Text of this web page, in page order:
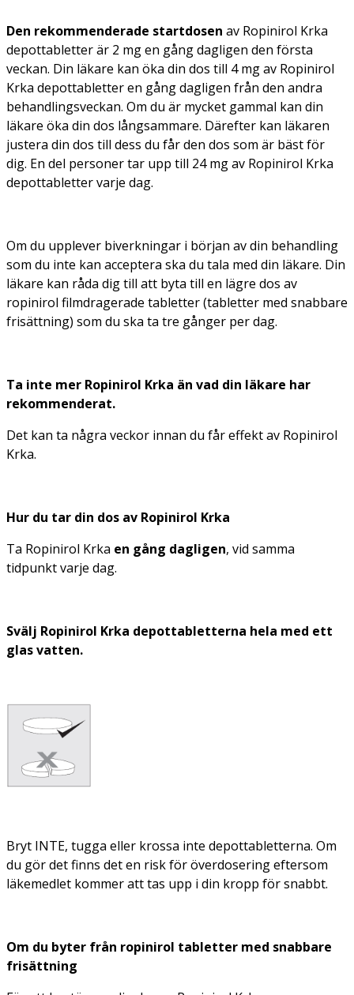
Den rekommenderade startdosen av Ropinirol Krka
depottabletter är 2 mg en gång dagligen den första
veckan. Din läkare kan öka din dos till 4 mg av Ropinirol
Krka depottabletter en gång dagligen från den andra
behandlingsveckan. Om du är mycket gammal kan din
läkare öka din dos långsammare. Därefter kan läkaren
justera din dos till dess du får den dos som är bäst för
dig. En del personer tar upp till 24 mg av Ropinirol Krka
depottabletter varje dag.
Om du upplever biverkningar i början av din behandling
som du inte kan acceptera ska du tala med din läkare. Din
läkare kan råda dig till att byta till en lägre dos av
ropinirol filmdragerade tabletter (tabletter med snabbare
frisättning) som du ska ta tre gånger per dag.
Ta inte mer Ropinirol Krka än vad din läkare har
rekommenderat.
Det kan ta några veckor innan du får effekt av Ropinirol
Krka.
Hur du tar din dos av Ropinirol Krka
Ta Ropinirol Krka en gång dagligen, vid samma
tidpunkt varje dag.
Svälj Ropinirol Krka depottabletterna hela med ett
glas vatten.
Bryt INTE, tugga eller krossa inte depottabletterna. Om
du gör det finns det en risk för överdosering eftersom
läkemedlet kommer att tas upp i din kropp för snabbt.
Om du byter från ropinirol tabletter med snabbare
frisättning